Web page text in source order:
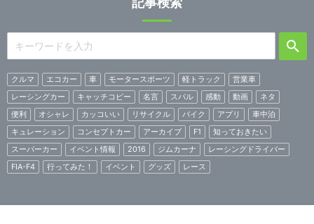
クルマ エコカー 車 モータースポーツ 軽トラック
営業車
レーシングカー
キャッチコピー 名言 スバル 感動 動画
ネタ
便利
オシャレ カッコいい リサイクル バイク アプリ
車中泊
キュレーション
コンセプトカー アーカイブ F1
知っておきたい
スーパーカー
イベント情報 2016 ジムカーナ
レーシングドライバー
FIA-F4
行ってみた！ イベント グッズ レース